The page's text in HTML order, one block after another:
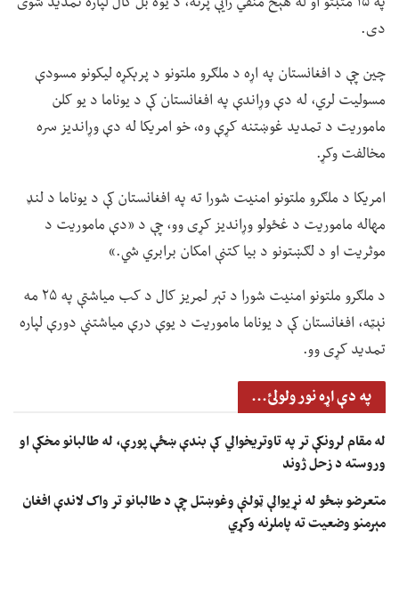
دی.
چین چې د افغانستان په اړه د ملګرو ملتونو د پرېکړه لیکونو مسودې
مسولیت لري، له دې وړاندې په افغانستان کې د یوناما د یو کلن
ماموریت د تمدید غوښتنه کړې وه، خو امریکا له دې وړاندیز سره
مخالفت وکړ.
امریکا د ملګرو ملتونو امنیت شورا ته په افغانستان کې د یوناما د لنډ
مهاله ماموریت د غځولو وړاندیز کړی وو، چې د «دې ماموریت د
موثریت او د لګښتونو د بیا کتنې امکان برابري شي.»
د ملګرو ملتونو امنیت شورا د تېر لمریز کال د کب میاشتې په ۲۵ مه
نېټه، افغانستان کې د یوناما ماموریت د یوې درې میاشتنې دورې لپاره
تمدید کړی وو.
په دې اړه نور ولولئ...
له مقام لرونکې تر په تاوتریخوالي کې بندې ښځې پورې، له طالبانو مخکې او
وروسته د زحل ژوند
متعرضو ښځو له نړیوالې ټولنې وغوښتل چې د طالبانو تر واک لاندې افغان
مېرمنو وضعیت ته پاملرنه وکړي